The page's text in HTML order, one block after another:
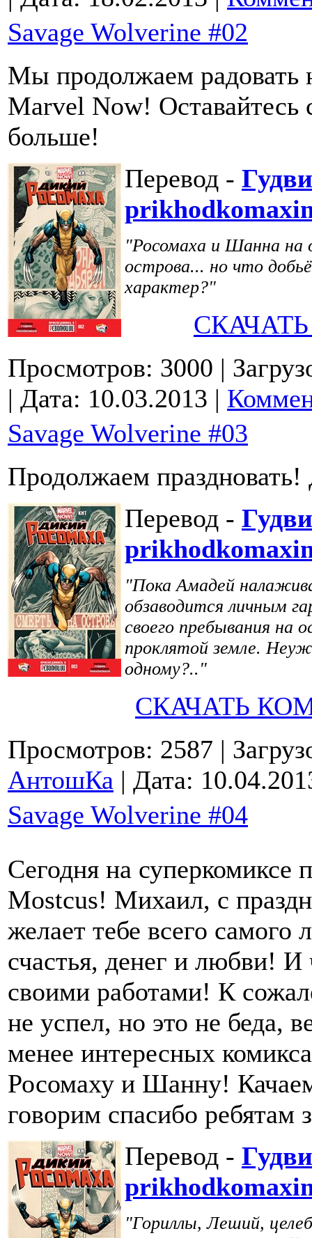
Savage Wolverine #02
Мы продолжаем радовать
Marvel Now! Оставайтесь
больше!
Перевод -
"Росомаха и Шанна на
острова... но что
характер?"
Просмотров: 3000 |
| Дата: 10.03.2013 |
Savage Wolverine #03
Продолжаем
Перевод -
"Пока Амадей
обзаводится личным
своего пребывания на
проклятой земле.
одному?.."
СКАЧАТЬ
Просмотров: 2587 |
АнтошКа | Дата:
Savage Wolverine #04
Сегодня на суперкомиксе
Mostcus! Михаил, с
желает тебе всего самого
счастья, денег и любви!
своими работами! К
не успел, но это не беда,
менее интересных
Росомаху и Шанну!
говорим спасибо ребятам
Перевод -
"Гориллы, Леший,